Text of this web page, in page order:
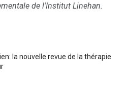
de l'Institut Linehan.
la nouvelle revue de la thérapie